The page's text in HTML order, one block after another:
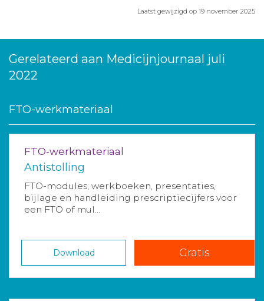
Laatst gewijzigd op 19 november 2025
Gerelateerd aan Medicijnjournaal juli
2022
FTO-werkmateriaal
FTO-werkmateriaal
Antistolling
FTO-modules, werkboeken, presentaties,
bijlage en handleiding prescriptiecijfers voor
een FTO of mul...
Download Gratis